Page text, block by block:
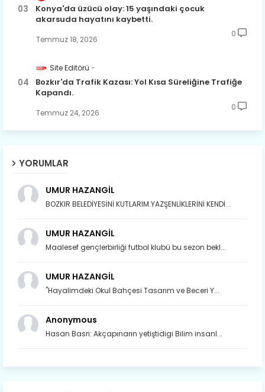
Konya'da üzücü olay: 15 yaşındaki çocuk
akarsuda hayatını kaybetti.
Temmuz 18, 2026
0
Site Editörü
Bozkır'da Trafik Kazası: Yol Kısa Süreliğine Trafiğe
Kapandı.
Temmuz 24, 2026
0
YORUMLAR
UMUR HAZANGİL
BOZKIR BELEDİYESİNİ KUTLARIM.YAZŞENLİKLERİNİ KENDİ...
UMUR HAZANGİL
Maalesef gençlerbirliği futbol klubü bu sezon bekl...
UMUR HAZANGİL
"Hayalimdeki Okul Bahçesi Tasarım ve Beceri Y...
Anonymous
Hasan Basri: Akçapınarın yetiştidigi Bilim insanl...